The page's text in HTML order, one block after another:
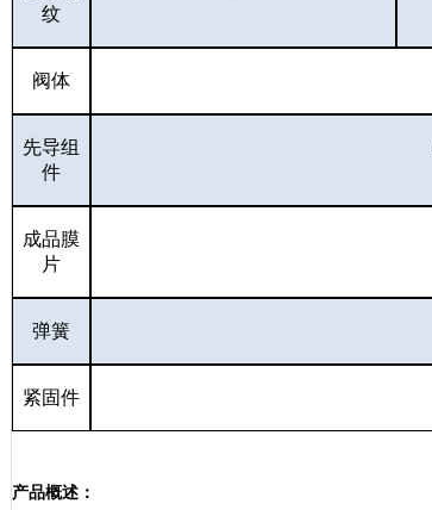
纹
阀体
先导组
件
成品膜
片
弹簧
紧固件
产品概述：